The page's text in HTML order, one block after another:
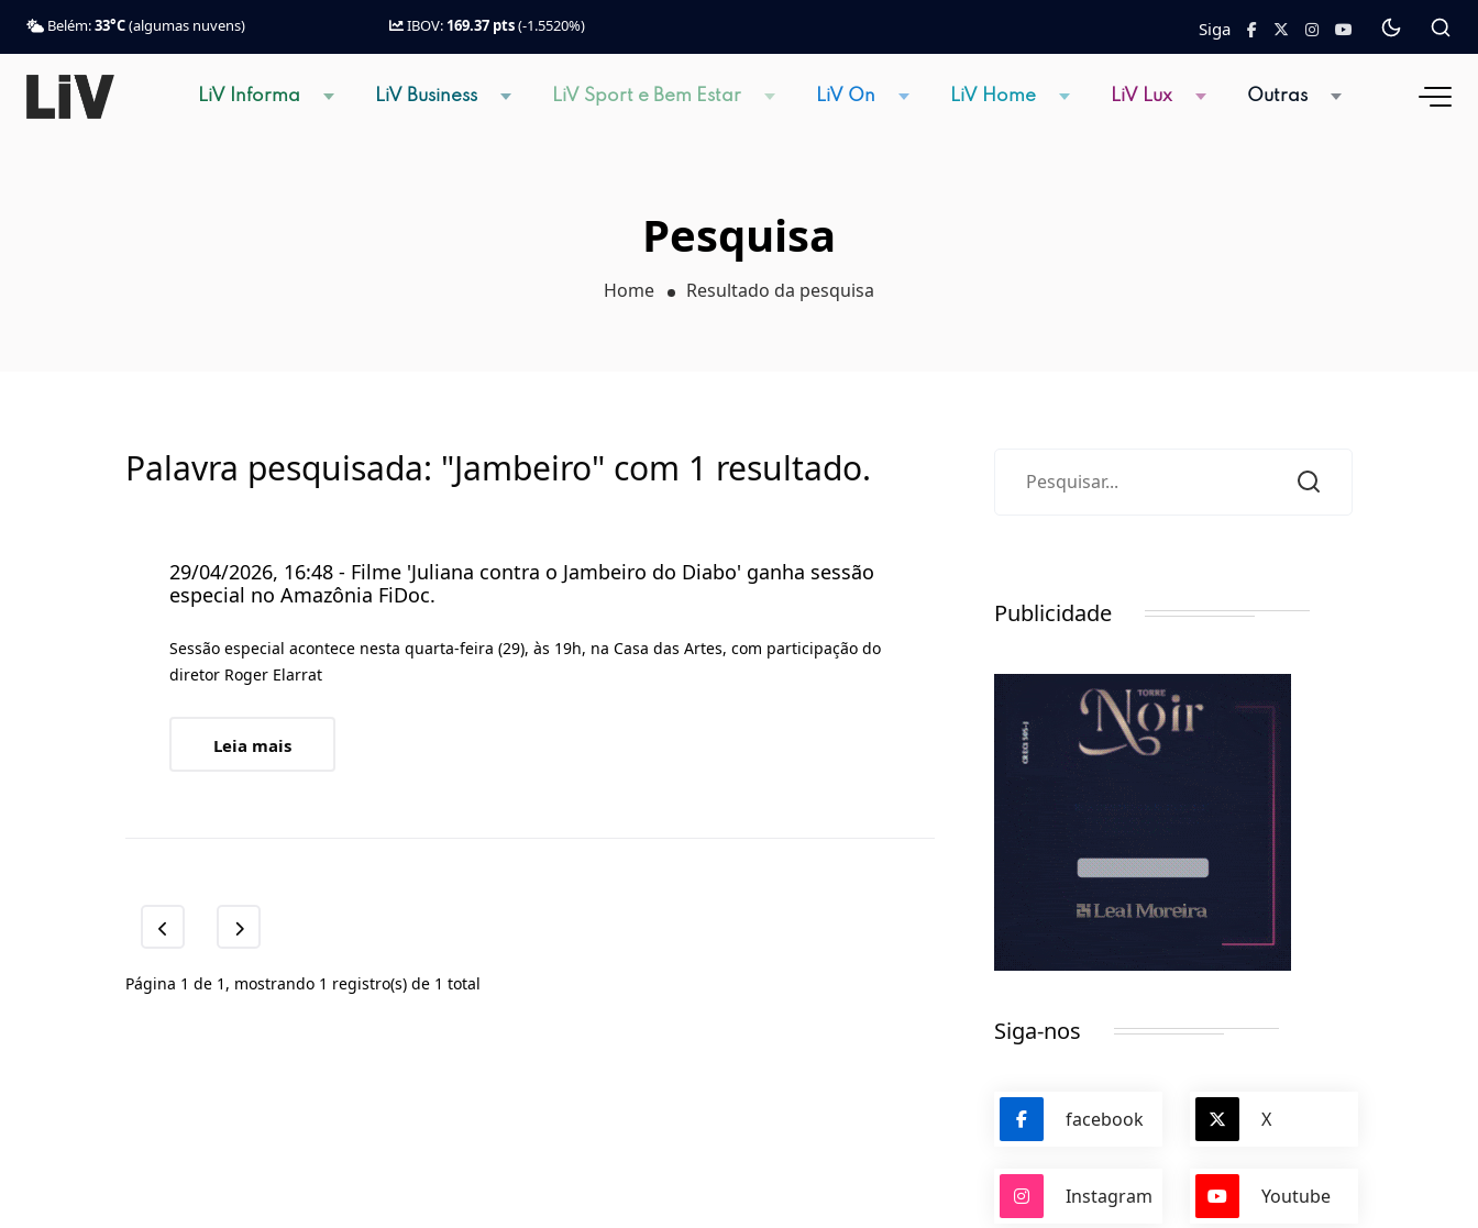
Belém:33°C(algumas nuvens) IBOV: 169.37 pts(-1.5520%) Siga
LiV Informa LiV Business LiV Sport e Bem Estar LiV On LiV Home LiV Lux Outras
Pesquisa
Home Resultado da pesquisa
Palavra pesquisada: "Jambeiro" com 1 resultado.
29/04/2026, 16:48 - Filme 'Juliana contra o Jambeiro do Diabo' ganha sessão
especial no Amazônia FiDoc.
Sessão especial acontece nesta quarta-feira (29), às 19h, na Casa das Artes, com participação do
diretor Roger Elarrat
Leia mais
Página 1 de 1, mostrando 1 registro(s) de 1 total
Publicidade
Siga-nos
facebook X
Instagram Youtube